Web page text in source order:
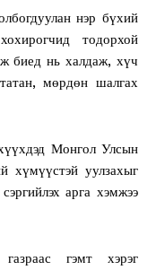
нэр бүхий
тодорхой
биед нь халдаж, хүч
татан, мөрдөн шалгах
Монгол Улсын
хүмүүстэй уулзахыг
арга хэмжээ
гэмт хэрэг